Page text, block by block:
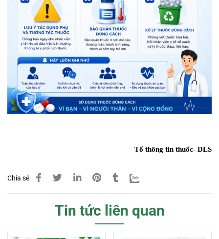
Tổ thông tin thuốc- DLS
Chia sẻ
Tin tức liên quan